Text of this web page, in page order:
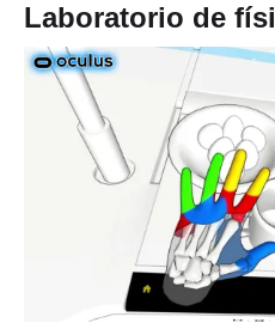
Laboratorio de